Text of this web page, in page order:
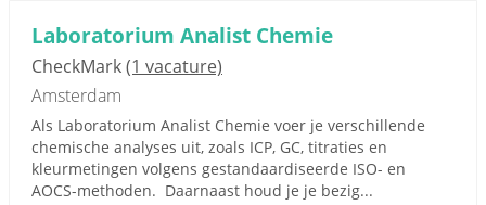
Laboratorium Analist Chemie
CheckMark(1 vacature)
Amsterdam
Als Laboratorium Analist Chemie voer je verschillende
chemische analyses uit, zoals ICP, GC, titraties en
kleurmetingen volgens gestandaardiseerde ISO- en
AOCS-methoden. Daarnaast houd je je bezig...